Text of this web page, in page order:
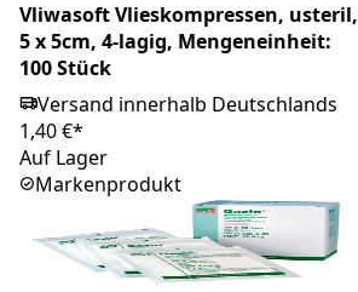
Vliwasoft Vlieskompressen, usteril,
5 x 5cm, 4-lagig, Mengeneinheit:
100 Stück
Versand innerhalb Deutschlands
1,40 €*
Auf Lager
Markenprodukt